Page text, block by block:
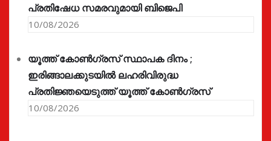
പ്രതിഷേധ സമരവുമായി ബിജെപി
10/08/2026
യൂത്ത് കോൺഗ്രസ്‌ സ്ഥാപക ദിനം ;
ഇരിങ്ങാലക്കുടയിൽ ലഹരിവിരുദ്ധ
പ്രതിജ്ഞയെടുത്ത് യൂത്ത് കോൺഗ്രസ്
10/08/2026